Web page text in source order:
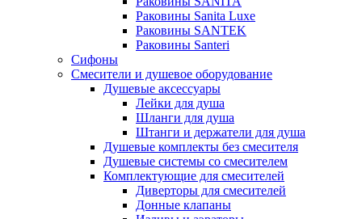
Раковины Sanita Luxe
Раковины SANTEK
Раковины Santeri
Сифоны
Смесители и душевое оборудование
Душевые аксессуары
Лейки для душа
Шланги для душа
Штанги и держатели для душа
Душевые комплекты без смесителя
Душевые системы со смесителем
Комплектующие для смесителей
Диверторы для смесителей
Донные клапаны